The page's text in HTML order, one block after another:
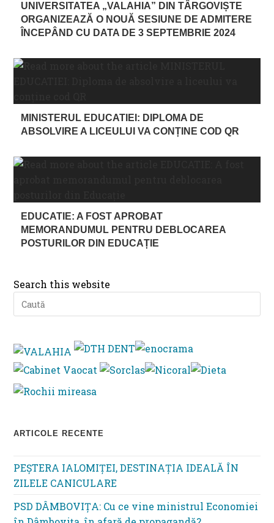
UNIVERSITATEA „VALAHIA” DIN TÂRGOVIȘTE
ORGANIZEAZĂ O NOUĂ SESIUNE DE ADMITERE
ÎNCEPÂND CU DATA DE 3 SEPTEMBRIE 2024
MINISTERUL EDUCATIEI: DIPLOMA DE
ABSOLVIRE A LICEULUI VA CONȚINE COD QR
EDUCATIE: A FOST APROBAT
MEMORANDUMUL PENTRU DEBLOCAREA
POSTURILOR DIN EDUCAȚIE
Search this website
ARTICOLE RECENTE
PEȘTERA IALOMIȚEI, DESTINAȚIA IDEALĂ ÎN
ZILELE CANICULARE
PSD DÂMBOVIȚA: Cu ce vine ministrul Economiei